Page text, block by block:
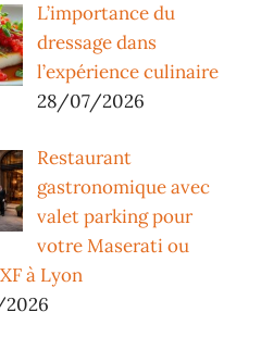
L’importance du
dressage dans
l’expérience culinaire
28/07/2026
Restaurant
gastronomique avec
valet parking pour
votre Maserati ou
à Lyon